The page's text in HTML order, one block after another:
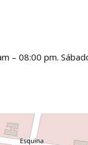
– 08:00 pm.